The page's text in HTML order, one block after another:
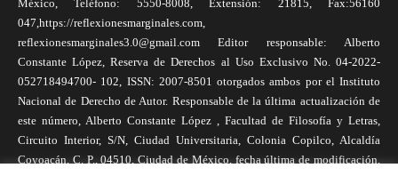
México, Teléfono: 5550-8008, Extensión: 21815, Fax:56160
047,https://reflexionesmarginales.com,
reflexionesmarginales3.0@gmail.com Editor responsable: Alberto
Constante López, Reserva de Derechos al Uso Exclusivo No. 04-2022-
052718494700- 102, ISSN: 2007-8501 otorgados ambos por el Instituto
Nacional de Derecho de Autor. Responsable de la última actualización de
este número, Alberto Constante López , Facultad de Filosofía y Letras,
Circuito Interior, S/N, Ciudad Universitaria, Colonia Copilco, Alcaldía
Coyoacán, C. P., 04510, Ciudad de México, fecha última de modificación,